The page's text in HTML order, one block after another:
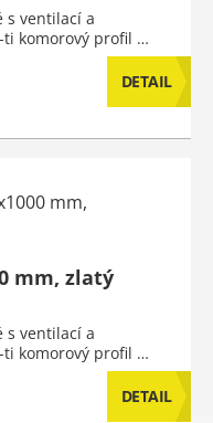
ventilací a
ti komorový profil …
DETAIL
mm, zlatý
ventilací a
ti komorový profil …
DETAIL